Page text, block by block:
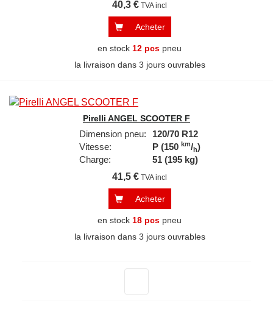
40,3 € TVA incl
Acheter
en stock 12 pcs pneu
la livraison dans 3 jours ouvrables
Pirelli ANGEL SCOOTER F
Dimension pneu:
120/70 R12
Vitesse:
P (150 km/h)
Charge:
51 (195 kg)
41,5 € TVA incl
Acheter
en stock 18 pcs pneu
la livraison dans 3 jours ouvrables